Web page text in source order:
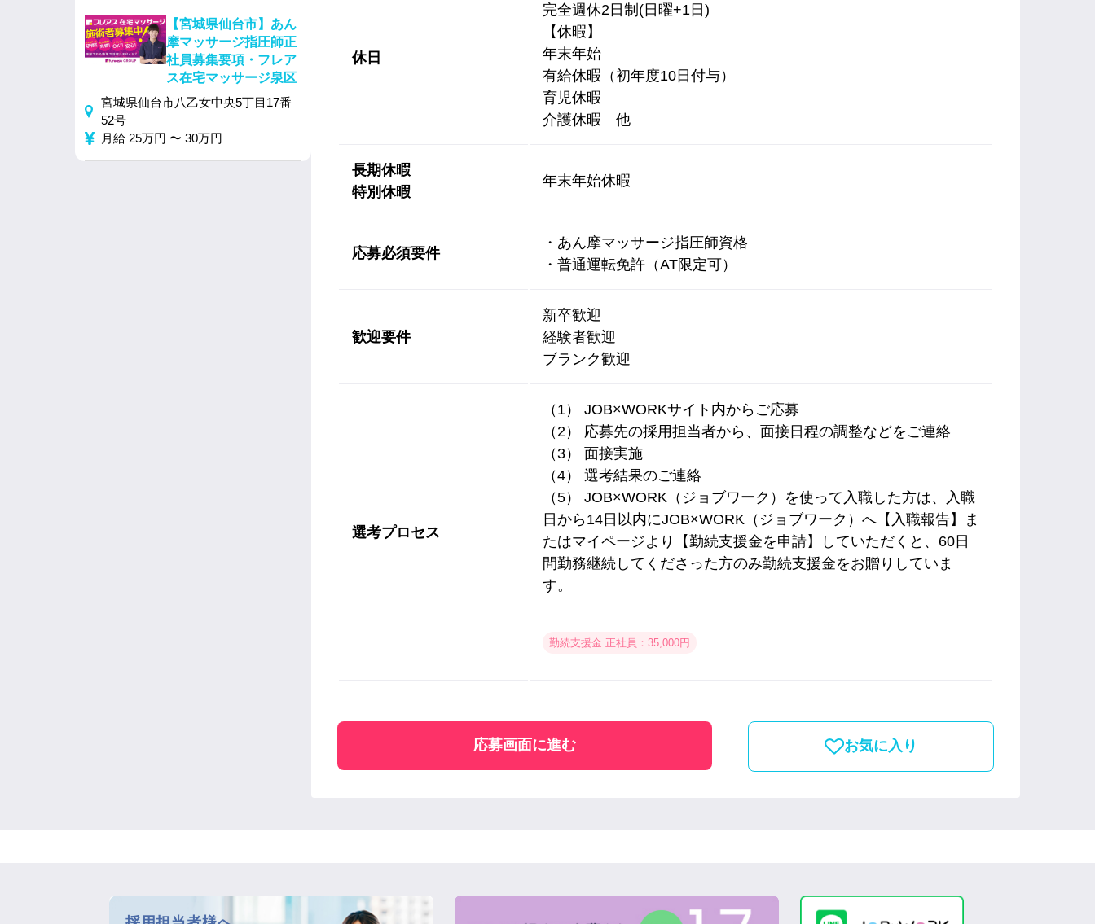
休日
完全週休2日制(日曜+1日)
【休暇】
年末年始
有給休暇（初年度10日付与）
育児休暇
介護休暇 他
長期休暇
特別休暇
年末年始休暇
応募必須要件
・あん摩マッサージ指圧師資格
・普通運転免許（AT限定可）
歓迎要件
新卒歓迎
経験者歓迎
ブランク歓迎
選考プロセス
（1） JOB×WORKサイト内からご応募
（2） 応募先の採用担当者から、面接日程の調整などをご連絡
（3） 面接実施
（4） 選考結果のご連絡
（5） JOB×WORK（ジョブワーク）を使って入職した方は、入職
日から14日以内にJOB×WORK（ジョブワーク）へ【入職報告】ま
たはマイページより【勤続支援金を申請】していただくと、60日
間勤務継続してくださった方のみ勤続支援金をお贈りしていま
す。
勤続支援金 正社員：35,000円
応募画面に進む お気に入り
【宮城県仙台市】あん
摩マッサージ指圧師正
社員募集要項・フレア
ス在宅マッサージ泉区
宮城県仙台市八乙女中央5丁目17番
52号
月給 25万円 〜 30万円